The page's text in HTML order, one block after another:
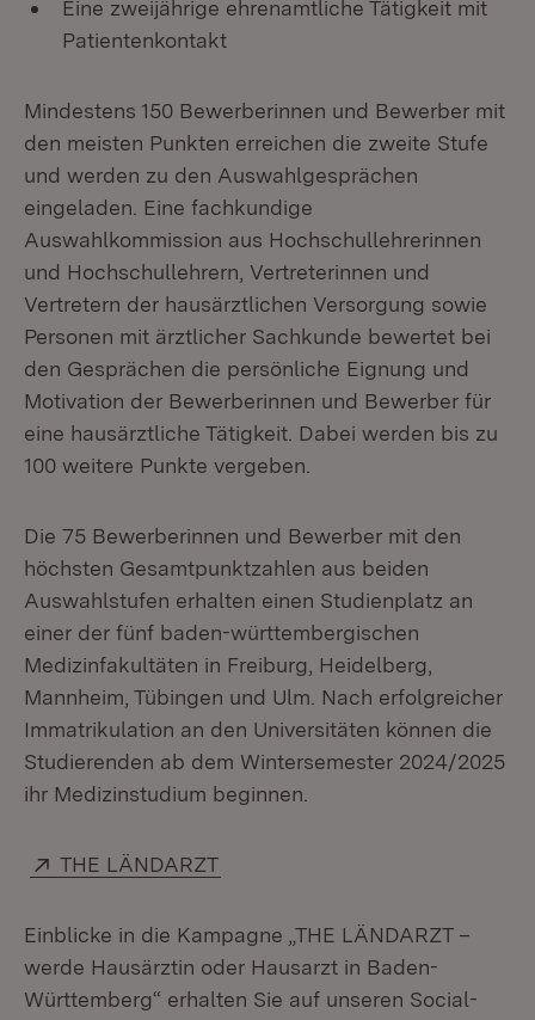
Eine zweijährige ehrenamtliche Tätigkeit mit
Patientenkontakt
Mindestens 150 Bewerberinnen und Bewerber mit
den meisten Punkten erreichen die zweite Stufe
und werden zu den Auswahlgesprächen
eingeladen. Eine fachkundige
Auswahlkommission aus Hochschullehrerinnen
und Hochschullehrern, Vertreterinnen und
Vertretern der hausärztlichen Versorgung sowie
Personen mit ärztlicher Sachkunde bewertet bei
den Gesprächen die persönliche Eignung und
Motivation der Bewerberinnen und Bewerber für
eine hausärztliche Tätigkeit. Dabei werden bis zu
100 weitere Punkte vergeben.
Die 75 Bewerberinnen und Bewerber mit den
höchsten Gesamtpunktzahlen aus beiden
Auswahlstufen erhalten einen Studienplatz an
einer der fünf baden-württembergischen
Medizinfakultäten in Freiburg, Heidelberg,
Mannheim, Tübingen und Ulm. Nach erfolgreicher
Immatrikulation an den Universitäten können die
Studierenden ab dem Wintersemester 2024/2025
ihr Medizinstudium beginnen.
Extern:
THE LÄNDARZT
Einblicke in die Kampagne „THE LÄNDARZT –
werde Hausärztin oder Hausarzt in Baden-
Württemberg“ erhalten Sie auf unseren Social-